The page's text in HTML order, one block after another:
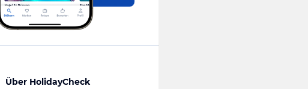
Über HolidayCheck